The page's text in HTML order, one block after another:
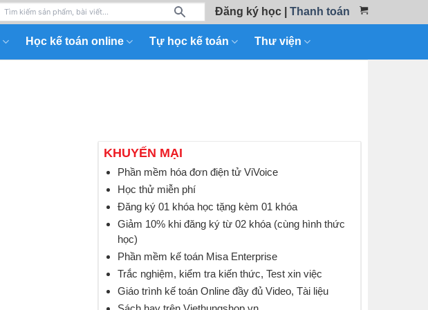
Đăng ký học| Thanh toán
Học kế toán online Tự học kế toán Thư viện
KHUYẾN MẠI
Phần mềm hóa đơn điện tử ViVoice
Học thử miễn phí
Đăng ký 01 khóa học tặng kèm 01 khóa
Giảm 10% khi đăng ký từ 02 khóa (cùng hình thức
học)
Phần mềm kế toán Misa Enterprise
Trắc nghiệm, kiểm tra kiến thức, Test xin việc
Giáo trình kế toán Online đầy đủ Video, Tài liệu